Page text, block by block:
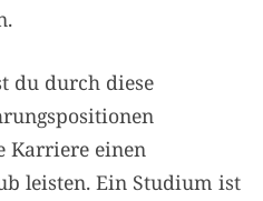
du durch diese
Karriere einen
leisten. Ein Studium ist